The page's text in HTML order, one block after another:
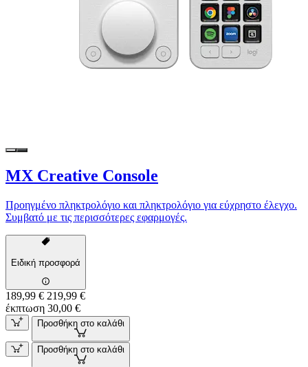
MX Creative Console
Προηγμένο πληκτρολόγιο και πληκτρολόγιο για εύχρηστο έλεγχο.
Συμβατό με τις περισσότερες εφαρμογές.
Ειδική προσφορά
189,99 € 219,99 €
έκπτωση 30,00 €
Προσθήκη στο καλάθι
Προσθήκη στο καλάθι